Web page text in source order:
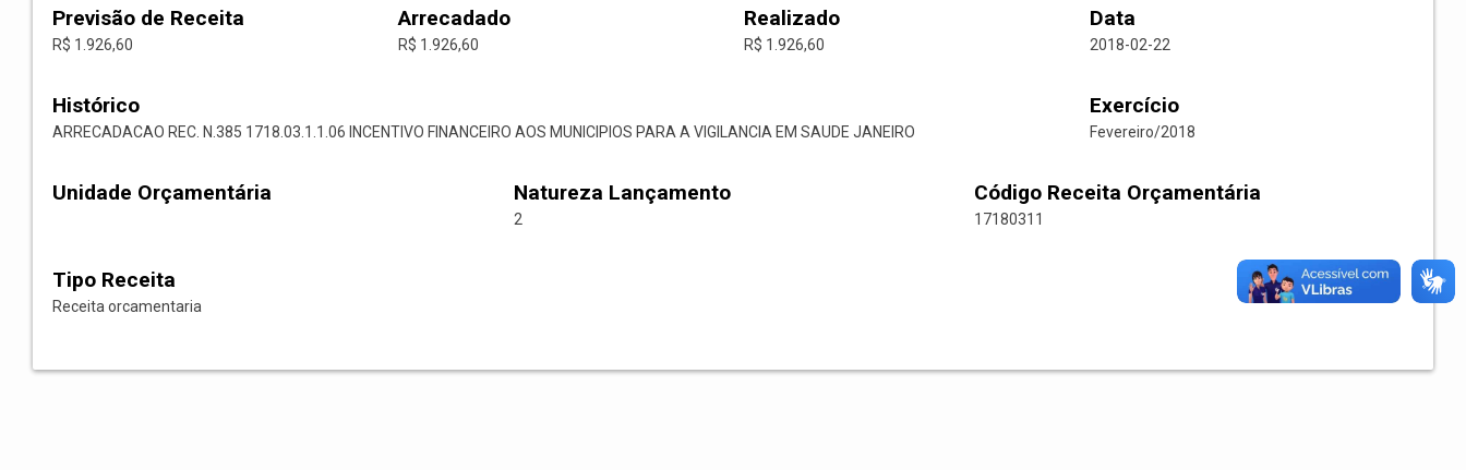
Previsão de Receita
R$ 1.926,60
Arrecadado
R$ 1.926,60
Realizado
R$ 1.926,60
Data
2018-02-22
Histórico
ARRECADACAO REC. N.385 1718.03.1.1.06 INCENTIVO FINANCEIRO AOS MUNICIPIOS PARA A VIGILANCIA EM SAUDE JANEIRO
Exercício
Fevereiro/2018
Unidade Orçamentária Natureza Lançamento
2
Código Receita Orçamentária
17180311
Tipo Receita
Receita orcamentaria